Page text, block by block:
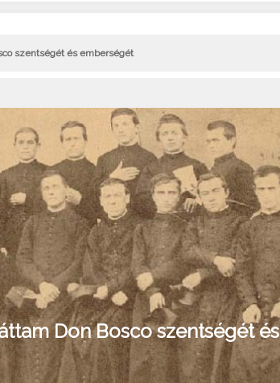
szentségét és emberségét
Don Bosco szentségét és